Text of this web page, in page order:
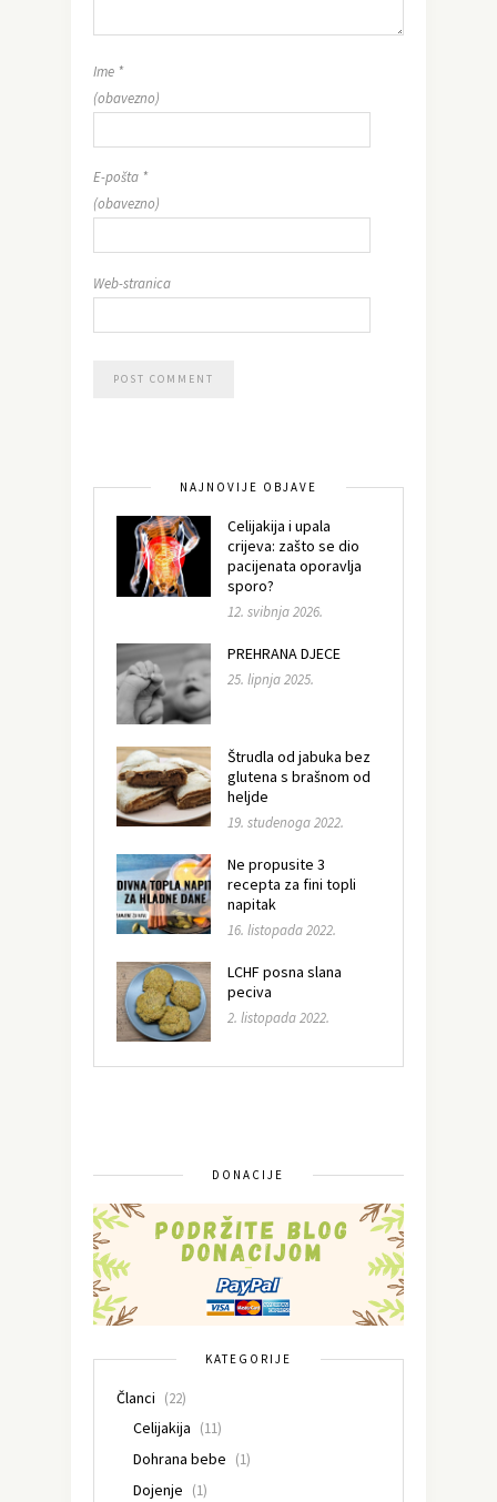
Ime *
(obavezno)
E-pošta *
(obavezno)
Web-stranica
NAJNOVIJE OBJAVE
Celijakija i upala
crijeva: zašto se dio
pacijenata oporavlja
sporo?
12. svibnja 2026.
PREHRANA DJECE
25. lipnja 2025.
Štrudla od jabuka bez
glutena s brašnom od
heljde
19. studenoga 2022.
Ne propusite 3
recepta za fini topli
napitak
16. listopada 2022.
LCHF posna slana
peciva
2. listopada 2022.
DONACIJE
KATEGORIJE
Članci (22)
Celijakija (11)
Dohrana bebe (1)
Dojenje (1)